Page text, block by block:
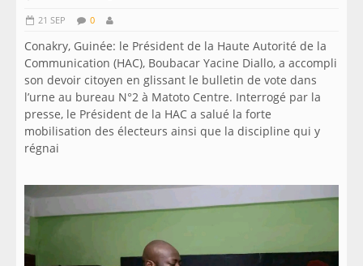
21 SEP 0
Conakry, Guinée: le Président de la Haute Autorité de la
Communication (HAC), Boubacar Yacine Diallo, a accompli
son devoir citoyen en glissant le bulletin de vote dans
l’urne au bureau N°2 à Matoto Centre. Interrogé par la
presse, le Président de la HAC a salué la forte
mobilisation des électeurs ainsi que la discipline qui y
régnai